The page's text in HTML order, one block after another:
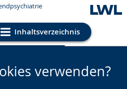
Inhaltsverzeichnis
Einstellungen
verwenden?